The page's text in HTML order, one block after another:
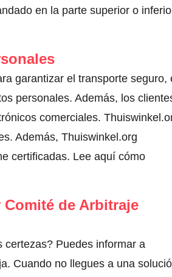
en la parte superior o
garantizar el transporte seguro,
personales. Además, los
comerciales.
Además, Thuiswinkel.org
certificadas. Lee aquí cómo
de Arbitraje
certezas? Puedes informar a
. Cuando no llegues a una